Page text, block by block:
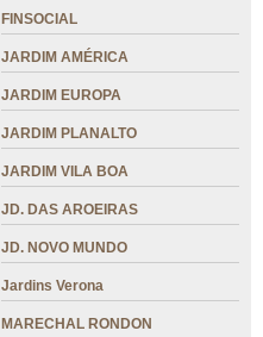
FINSOCIAL
JARDIM AMÉRICA
JARDIM EUROPA
JARDIM PLANALTO
JARDIM VILA BOA
JD. DAS AROEIRAS
JD. NOVO MUNDO
Jardins Verona
MARECHAL RONDON